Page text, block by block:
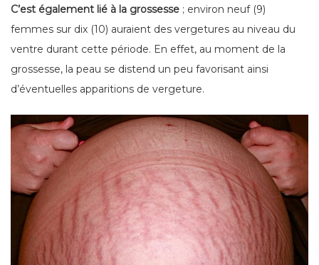
C’est également lié à la grossesse ; environ neuf (9)
femmes sur dix (10) auraient des vergetures au niveau du
ventre durant cette période. En effet, au moment de la
grossesse, la peau se distend un peu favorisant ainsi
d’éventuelles apparitions de vergeture.